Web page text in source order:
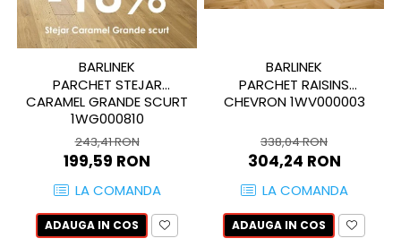
ENYA
GAIA
HAMILTON
HAWAII
HORIZON
IMPULSE
INSIGNIA
BARLINEK
PARCHET STEJAR
CARAMEL GRANDE SCURT
1WG000810
243,41 RON
199,59 RON
LA COMANDA
ADAUGA IN COS
BARLINEK
PARCHET RAISINS
CHEVRON 1WV000003
338,04 RON
304,24 RON
LA COMANDA
ADAUGA IN COS